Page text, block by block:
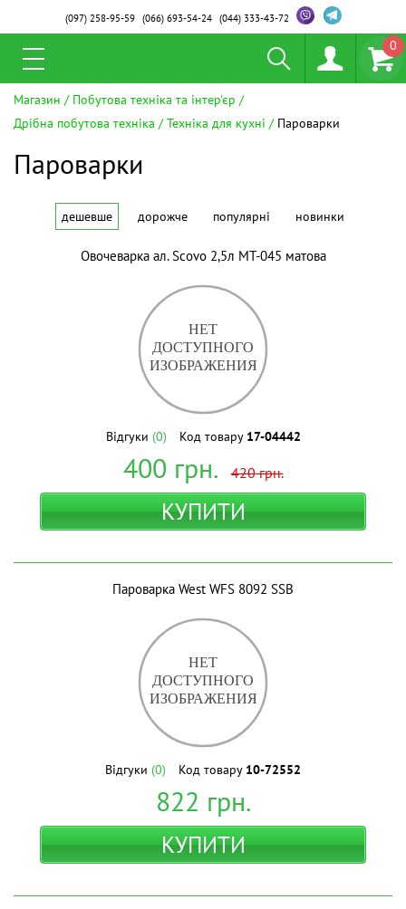
(097)258-95-59 (066)693-54-24 (044)333-43-72
0
Магазин
Побутова техніка та інтер'єр
Дрібна побутова техніка
Техніка для кухні Пароварки
Пароварки
дешевше дорожче популярні новинки
Овочеварка ал. Scovo 2,5л МТ-045 матова
Відгуки (0) Код товару 17-04442
400 грн. 420грн.
КУПИТИ
Пароварка West WFS 8092 SSB
Відгуки (0) Код товару 10-72552
822 грн.
КУПИТИ